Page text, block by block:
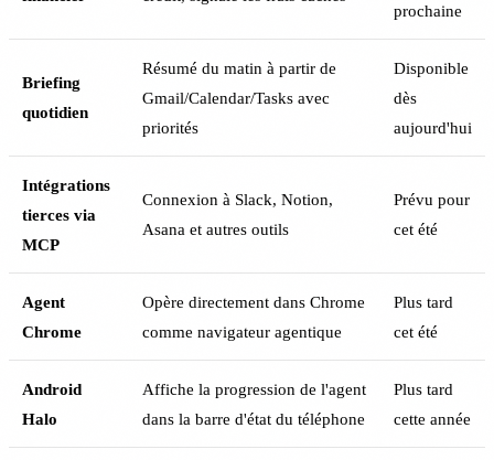
prochaine
Briefing
quotidien
Résumé du matin à partir de
Gmail/Calendar/Tasks avec
priorités
Disponible
dès
aujourd'hui
Intégrations
tierces via
MCP
Connexion à Slack, Notion,
Asana et autres outils
Prévu pour
cet été
Agent
Chrome
Opère directement dans Chrome
comme navigateur agentique
Plus tard
cet été
Android
Halo
Affiche la progression de l'agent
dans la barre d'état du téléphone
Plus tard
cette année